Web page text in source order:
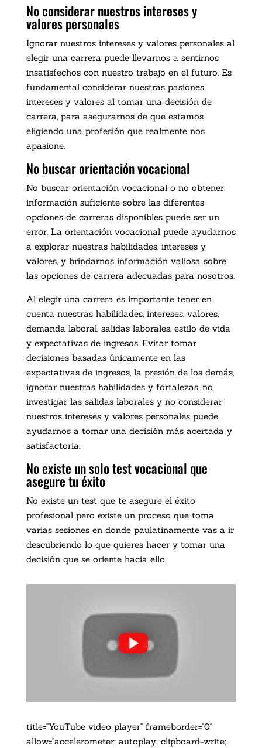
No considerar nuestros intereses y
valores personales
Ignorar nuestros intereses y valores personales al
elegir una carrera puede llevarnos a sentirnos
insatisfechos con nuestro trabajo en el futuro. Es
fundamental considerar nuestras pasiones,
intereses y valores al tomar una decisión de
carrera, para asegurarnos de que estamos
eligiendo una profesión que realmente nos
apasione.
No buscar orientación vocacional
No buscar orientación vocacional o no obtener
información suficiente sobre las diferentes
opciones de carreras disponibles puede ser un
error. La orientación vocacional puede ayudarnos
a explorar nuestras habilidades, intereses y
valores, y brindarnos información valiosa sobre
las opciones de carrera adecuadas para nosotros.
Al elegir una carrera es importante tener en
cuenta nuestras habilidades, intereses, valores,
demanda laboral, salidas laborales, estilo de vida
y expectativas de ingresos. Evitar tomar
decisiones basadas únicamente en las
expectativas de ingresos, la presión de los demás,
ignorar nuestras habilidades y fortalezas, no
investigar las salidas laborales y no considerar
nuestros intereses y valores personales puede
ayudarnos a tomar una decisión más acertada y
satisfactoria.
No existe un solo test vocacional que
asegure tu éxito
No existe un test que te asegure el éxito
profesional pero existe un proceso que toma
varias sesiones en donde paulatinamente vas a ir
descubriendo lo que quieres hacer y tomar una
decisión que se oriente hacia ello.
title="YouTube video player" frameborder="0"
allow="accelerometer; autoplay; clipboard-write;